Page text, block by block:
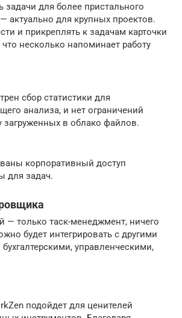
задачи для более пристального
актуально для крупных проектов.
и прикреплять к задачам карточки
что несколько напоминает работу
сбор статистики для
анализа, и нет ограничений
загруженных в облако файлов.
корпоративный доступ
для задач.
— только таск-менеджмент, ничего
будет интегрировать с другими
управленческими,
подойдет для ценителей